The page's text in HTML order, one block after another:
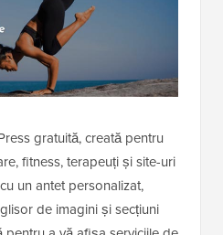
gratuită, creată pentru
fitness, terapeuți și site-uri
un antet personalizat,
de imagini și secțiuni